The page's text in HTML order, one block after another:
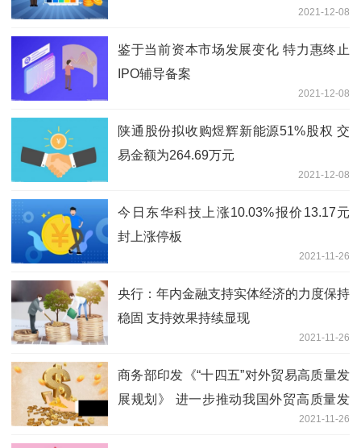
2021-12-08
鉴于当前资本市场发展变化 特力惠终止
IPO辅导备案
2021-12-08
陕通股份拟收购煜辉新能源51%股权 交
易金额为264.69万元
2021-12-08
今日东华科技上涨10.03%报价13.17元
封上涨停板
2021-11-26
央行：年内金融支持实体经济的力度保持
稳固 支持效果持续显现
2021-11-26
商务部印发《“十四五”对外贸易高质量发
展规划》 进一步推动我国外贸高质量发
2021-11-26